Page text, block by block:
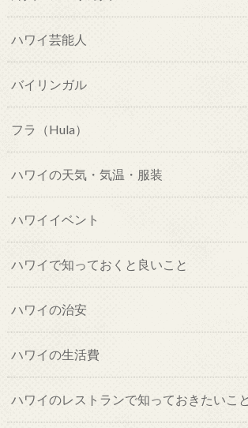
ハワイ芸能人
バイリンガル
フラ（Hula）
ハワイの天気・気温・服装
ハワイイベント
ハワイで知っておくと良いこと
ハワイの治安
ハワイの生活費
ハワイのレストランで知っておきたいこと